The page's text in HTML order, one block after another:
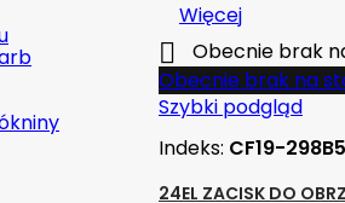
Więcej

Obecnie brak
Obecnie brak na
Szybki podgląd
Indeks: CF19-298B5
24EL ZACISK DO